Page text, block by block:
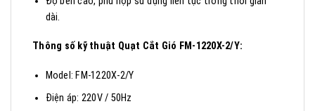
dài.
Thông số kỹ thuật Quạt Cắt Gió FM-1220X-2/Y:
Model: FM-1220X-2/Y
Điện áp: 220V / 50Hz